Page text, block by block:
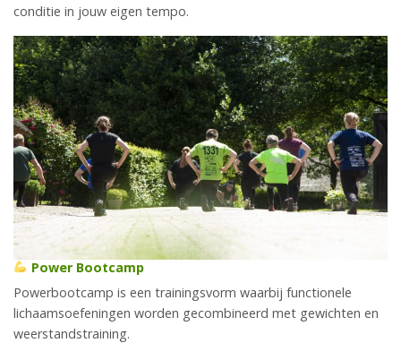
conditie in jouw eigen tempo.
Power Bootcamp
Powerbootcamp is een trainingsvorm waarbij functionele
lichaamsoefeningen worden gecombineerd met gewichten en
weerstandstraining.